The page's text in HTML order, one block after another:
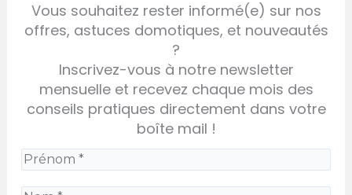
Vous souhaitez rester informé(e) sur nos
offres, astuces domotiques, et nouveautés
?
Inscrivez-vous à notre newsletter
mensuelle et recevez chaque mois des
conseils pratiques directement dans votre
boîte mail !